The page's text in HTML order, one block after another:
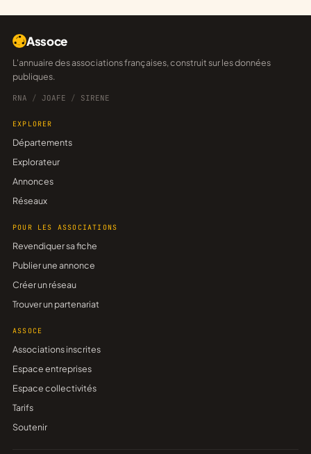
Assoce
L'annuaire des associations françaises, construit sur les données
publiques.
RNA / JOAFE / SIRENE
EXPLORER
Départements
Explorateur
Annonces
Réseaux
POUR LES ASSOCIATIONS
Revendiquer sa fiche
Publier une annonce
Créer un réseau
Trouver un partenariat
ASSOCE
Associations inscrites
Espace entreprises
Espace collectivités
Tarifs
Soutenir